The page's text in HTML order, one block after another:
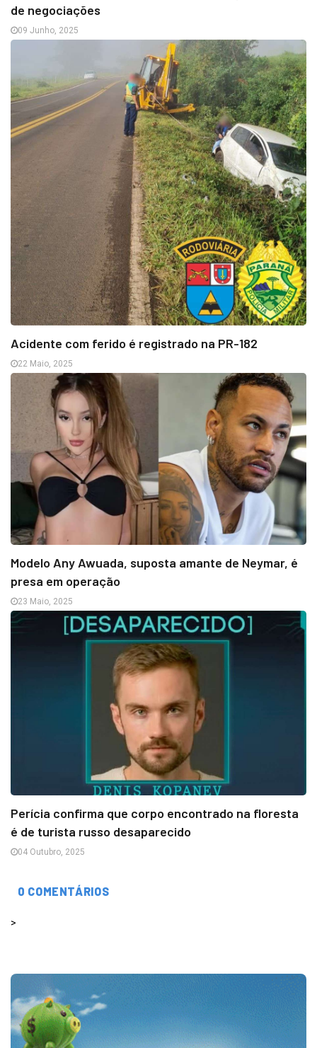
de negociações
09 Junho, 2025
Acidente com ferido é registrado na PR-182
22 Maio, 2025
Modelo Any Awuada, suposta amante de Neymar, é
presa em operação
23 Maio, 2025
Perícia confirma que corpo encontrado na floresta
é de turista russo desaparecido
04 Outubro, 2025
0 COMENTÁRIOS
>